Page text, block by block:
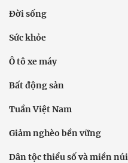
Đời sống
Sức khỏe
Ô tô xe máy
Bất động sản
Tuần Việt Nam
Giảm nghèo bền vững
Dân tộc thiểu số và miền núi